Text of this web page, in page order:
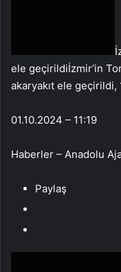
ele geçirildiİzmir’in
akaryakıt ele geçirildi,
01.10.2024 – 11:19
Haberler – Anadolu
Paylaş